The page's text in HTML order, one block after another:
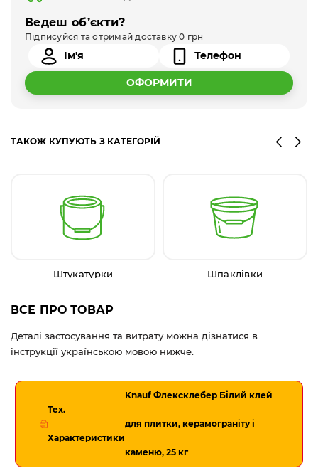
Ведеш об’єкти?
Підписуйся та отримай доставку 0 грн
ОФОРМИТИ
ТАКОЖ КУПУЮТЬ З КАТЕГОРІЙ
Штукатурки Шпаклівки
ВСЕ ПРО ТОВАР
Деталі застосування та витрату можна дізнатися в
інструкції українською мовою нижче.
Тех.
Характеристики
Knauf Флексклебер Білий клей
для плитки, керамограніту і
каменю, 25 кг